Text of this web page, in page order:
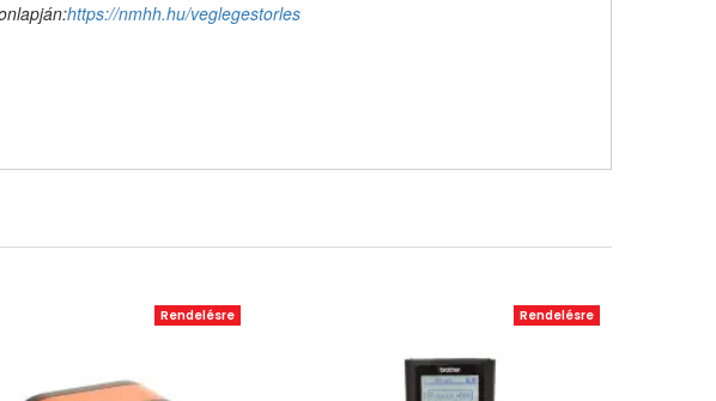
https://nmhh.hu/veglegestorles
Rendelésre Rendelésre